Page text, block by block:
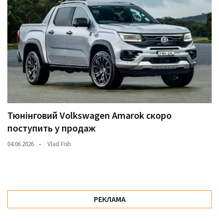
Тюнінговий Volkswagen Amarok скоро
поступить у продаж
04.06.2026 Vlad Fish
РЕКЛАМА